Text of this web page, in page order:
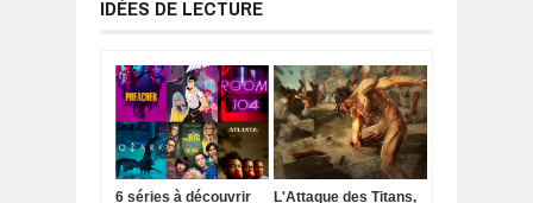
IDÉES DE LECTURE
6 séries à découvrir L'Attaque des Titans,